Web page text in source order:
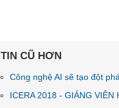
TIN CŨ HƠN
Công nghệ AI sẽ tạo đột
ICERA 2018 - GIẢNG